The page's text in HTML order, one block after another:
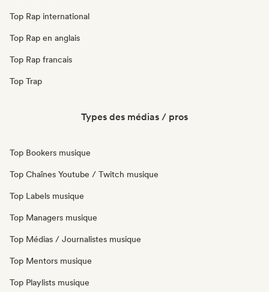
Top Rap international
Top Rap en anglais
Top Rap francais
Top Trap
Types des médias / pros
Top Bookers musique
Top Chaînes Youtube / Twitch musique
Top Labels musique
Top Managers musique
Top Médias / Journalistes musique
Top Mentors musique
Top Playlists musique